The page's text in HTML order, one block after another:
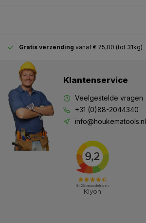
Gratis verzending vanaf € 75,00 (tot 31kg)
Klantenservice
Veelgestelde vragen
+31 (0)88-2044340
info@houkematools.nl